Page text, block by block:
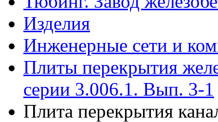
Изделия
Инженерные сети и
Плиты перекрытия
серии 3.006.1. Вып. 3-1
Плита перекрытия